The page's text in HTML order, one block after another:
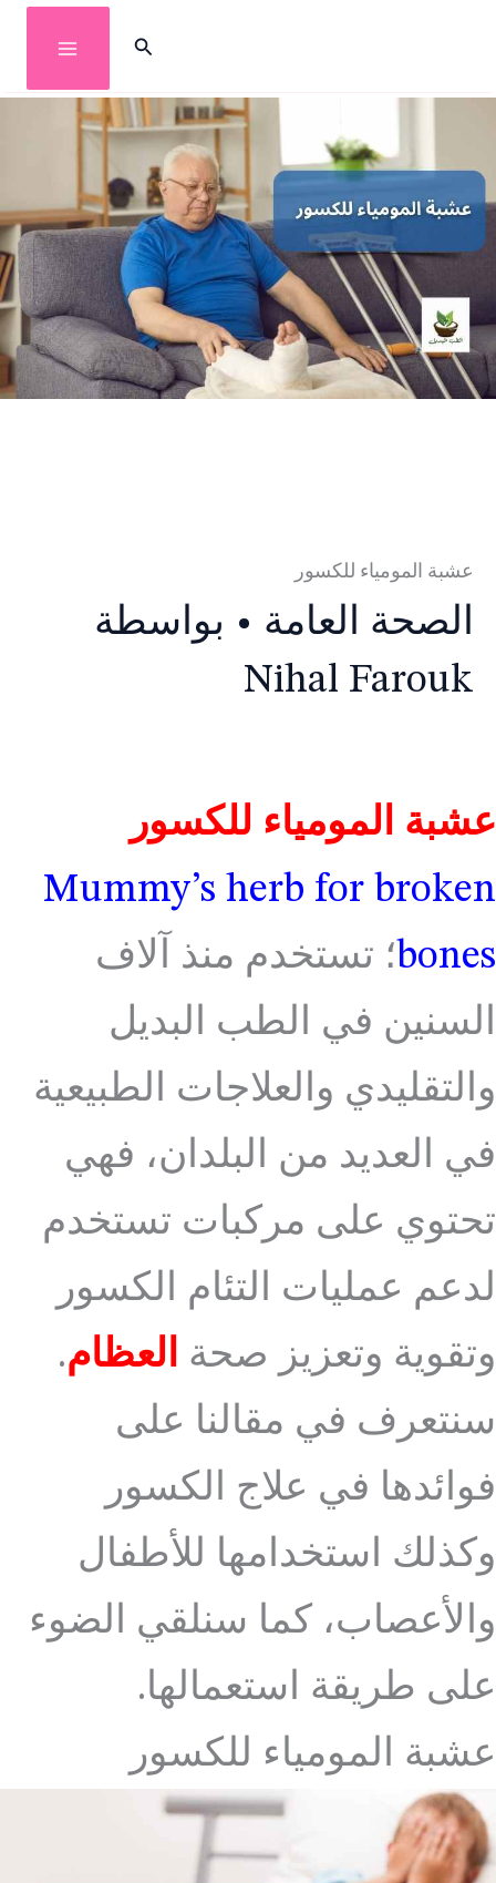
إلى
المحتوى
البحث
عشبة المومياء للكسور
الصحة العامة • بواسطة
Nihal Farouk
عشبة المومياء للكسور
Mummy’s herb for broken
bones؛ تستخدم منذ آلاف
السنين في الطب البديل
والتقليدي والعلاجات الطبيعية
في العديد من البلدان، فهي
تحتوي على مركبات تستخدم
لدعم عمليات التئام الكسور
وتقوية وتعزيز صحة العظام.
سنتعرف في مقالنا على
فوائدها في علاج الكسور
وكذلك استخدامها للأطفال
والأعصاب، كما سنلقي الضوء
على طريقة استعمالها.
عشبة المومياء للكسور